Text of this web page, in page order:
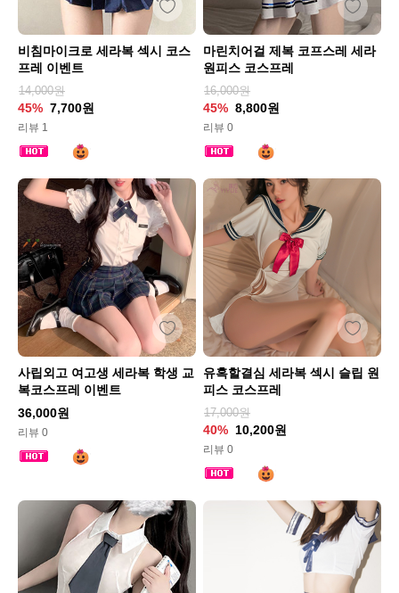
비침마이크로 세라복 섹시 코스
프레 이벤트
14,000원
45% 7,700원
리뷰 1
마린치어걸 제복 코프스레 세라
원피스 코스프레
16,000원
45% 8,800원
리뷰 0
사립외고 여고생 세라복 학생 교
복코스프레 이벤트
36,000원
리뷰 0
유혹할결심 세라복 섹시 슬립 원
피스 코스프레
17,000원
40% 10,200원
리뷰 0